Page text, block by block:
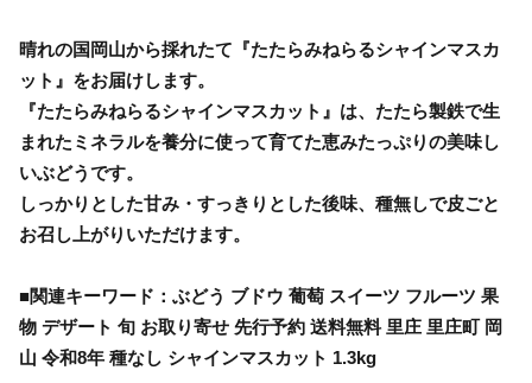
晴れの国岡山から採れたて『たたらみねらるシャインマスカ
ット』をお届けします。
『たたらみねらるシャインマスカット』は、たたら製鉄で生
まれたミネラルを養分に使って育てた恵みたっぷりの美味し
いぶどうです。
しっかりとした甘み・すっきりとした後味、種無しで皮ごと
お召し上がりいただけます。
■関連キーワード：ぶどう ブドウ 葡萄 スイーツ フルーツ 果
物 デザート 旬 お取り寄せ 先行予約 送料無料 里庄 里庄町 岡
山 令和8年 種なし シャインマスカット 1.3kg